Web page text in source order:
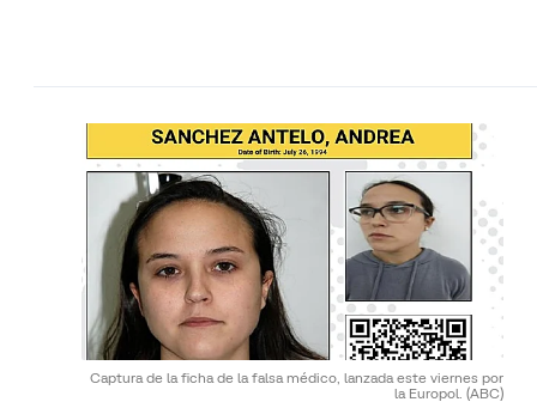
Captura de la ficha de la falsa médico, lanzada este viernes por
la Europol. (ABC)